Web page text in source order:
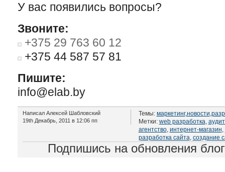
У вас появились вопросы?
Звоните:
+375 29 763 60 12
+375 44 587 57 81
Пишите:
info@elab.by
Написал Алексей Шабловский
19th Декабрь, 2011 в 12:06 пп
Темы: маркетинг,новости,
Метки: web разработка,
агентство, интернет-магазин,
разработка сайта, создание
Подпишись на обновления